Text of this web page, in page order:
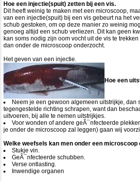
Hoe een injectie(spuit) zetten bij een vis.
Dit heeft weinig te maken met een microscoop,
van een injectie(spuit) bij een vis gebeurt na het
schub gestoken, om op deze manier zo weinig
genoeg altijd een schub verliezen. Dit kan geen
kan soms nodig zijn oom vocht uit de vis te
dan onder de microscoop onderzocht.
Het geven van een injectie.
Hoe een
Neem je een gewoon algemeen uitstrijkje, dan
tegengestelde richting schrapen, want dan
uitvoeren, bij alle te nemen uitstrijkjes.
Voor wonden of andere geÃ¯nfecteerde
je onder de microscoop zal leggen) gaan wij
Welke weefsels kan men onder een microscoop
Stukje vin.
GeÃ¯nfecteerde schubben.
Verse ontlasting.
Inwendige organen